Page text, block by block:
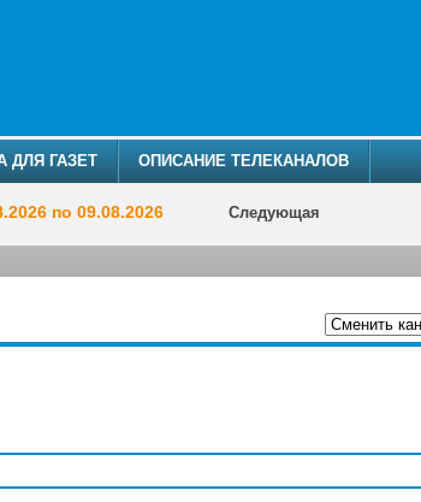
ДЛЯ ГАЗЕТ ОПИСАНИЕ ТЕЛЕКАНАЛОВ
по 09.08.2026 Следующая